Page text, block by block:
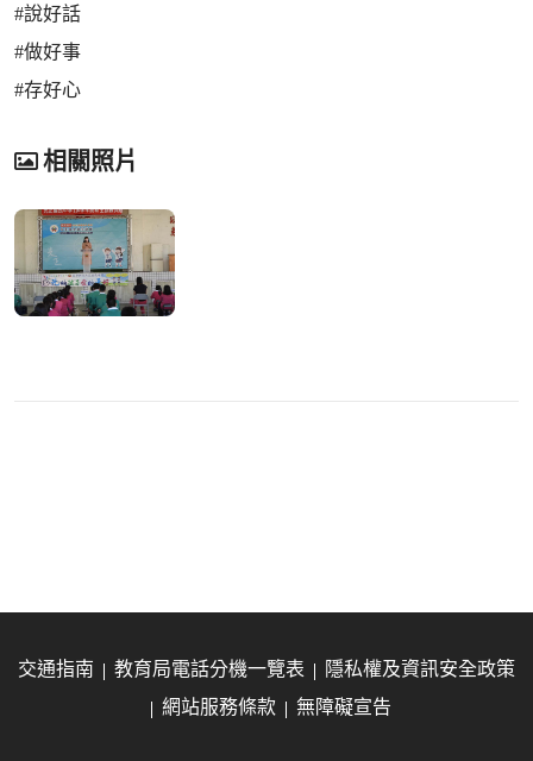
#說好話
#做好事
#存好心
相關照片
交通指南 教育局電話分機一覽表
隱私權及資訊安全政策
網站服務條款
無障礙宣告